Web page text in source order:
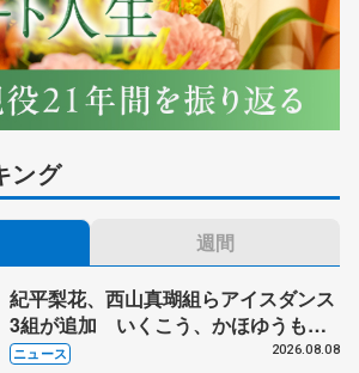
ング
週間
紀平梨花、西山真瑚組らアイスダンス
3組が追加 いくこう、かほゆうも、
木下グループ杯
ニュース 2026.08.08